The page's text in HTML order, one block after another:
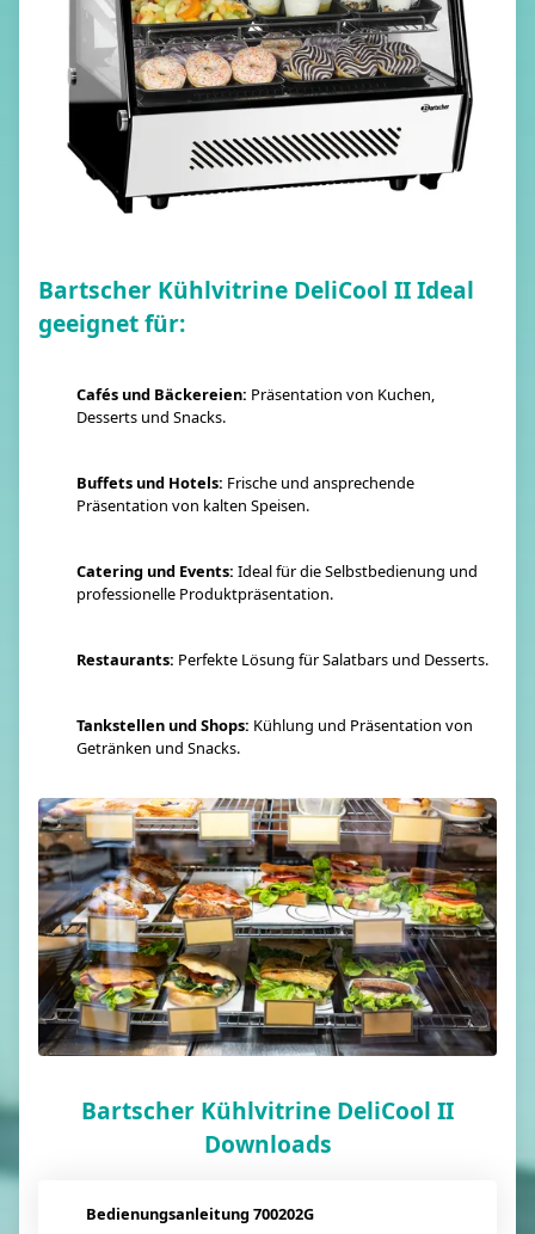
Bartscher Kühlvitrine DeliCool II Ideal
geeignet für:
Cafés und Bäckereien: Präsentation von Kuchen,
Desserts und Snacks.
Buffets und Hotels: Frische und ansprechende
Präsentation von kalten Speisen.
Catering und Events: Ideal für die Selbstbedienung und
professionelle Produktpräsentation.
Restaurants: Perfekte Lösung für Salatbars und Desserts.
Tankstellen und Shops: Kühlung und Präsentation von
Getränken und Snacks.
Bartscher Kühlvitrine DeliCool II
Downloads
Bedienungsanleitung 700202G